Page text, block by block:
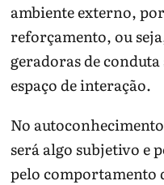
ambiente externo,
reforçamento, ou
geradoras de
espaço de interação.
No
será algo subjetivo e
pelo comportamento